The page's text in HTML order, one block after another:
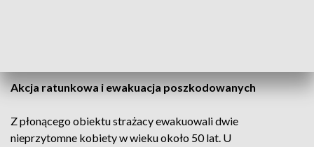
Akcja ratunkowa i ewakuacja poszkodowanych
Z płonącego obiektu strażacy ewakuowali dwie
nieprzytomne kobiety w wieku około 50 lat. U